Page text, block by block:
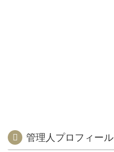
管理人プロフィール